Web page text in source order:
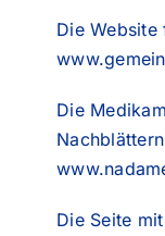
Die Website
Die
Die Seite